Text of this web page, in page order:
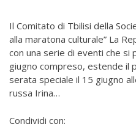
Il Comitato di Tbilisi della
alla maratona culturale” La
con una serie di eventi che si
giugno compreso, estende il
serata speciale il 15 giugno
russa Irina…
Condividi con: